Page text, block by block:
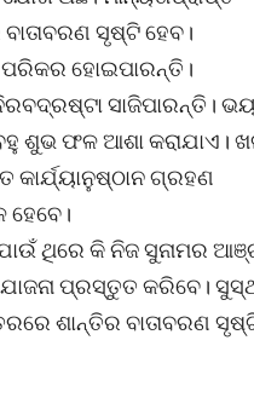
ସୃଷ୍ଟି ହେବ।
ପରିକର ହୋଇପାରନ୍ତି।
ସାଜିପାରନ୍ତି।
ଶୁଭ ଫଳ ଆଶା କରାଯାଏ।
ଗ୍ରହଣ
ହେବେ।
ଥିରେ କି ନିଜ ସୁନାମର
ପ୍ରସ୍ତୁତ କରିବେ।
ଶାନ୍ତିର ବାତାବରଣ